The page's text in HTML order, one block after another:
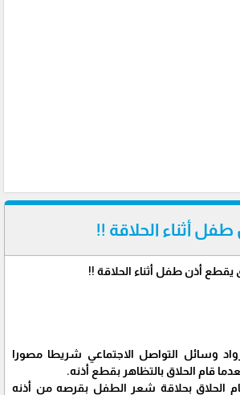
أثناء الحلاقة !!
وسائل التواصل الاجتماعي شريطا مصورا
قام الحلاق بالتظاهر بقطع أذنه.
قيام الحلاق بحلاقة شعر الطفل بقرصه من أذنه